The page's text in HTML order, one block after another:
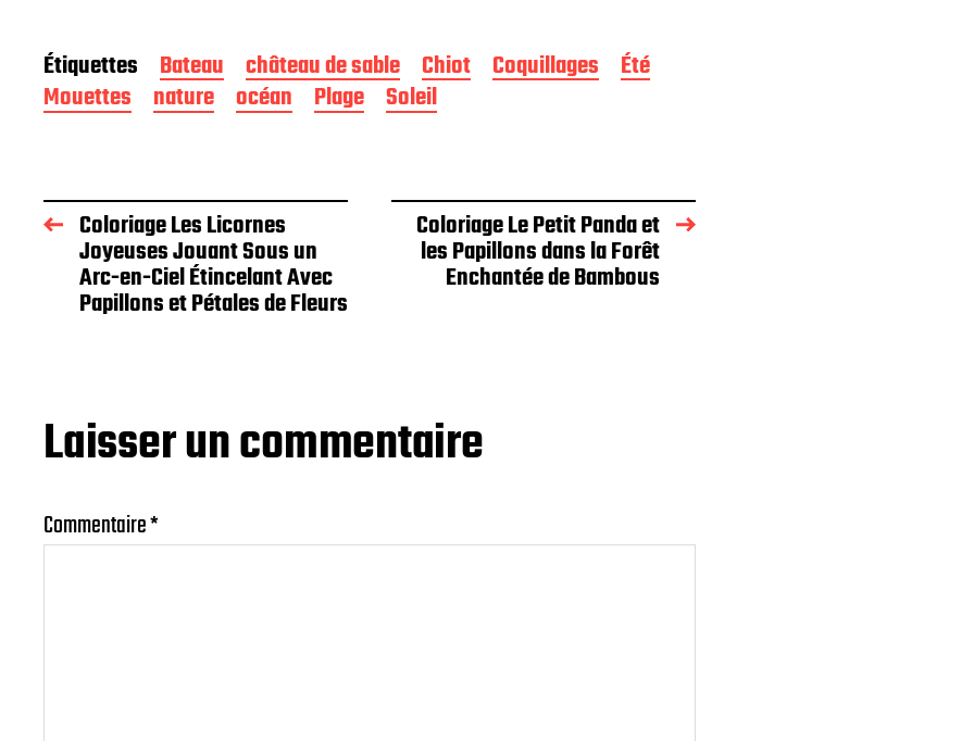
Étiquettes Bateau château de sable Chiot Coquillages
Été
Mouettes
nature océan Plage Soleil
Coloriage Les Licornes
Joyeuses Jouant Sous un
Arc-en-Ciel Étincelant Avec
Papillons et Pétales de Fleurs
Coloriage Le Petit Panda et
les Papillons dans la Forêt
Enchantée de Bambous
Laisser un commentaire
Commentaire*